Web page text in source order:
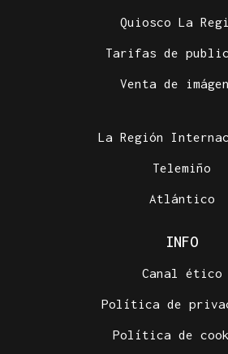
Quiosco La
Tarifas de
Venta de
La Región
Telemiño
Atlántico
INFO
Canal ético
Política de
Política de